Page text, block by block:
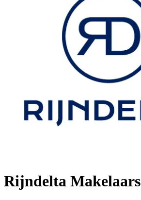
Rijndelta Makelaars